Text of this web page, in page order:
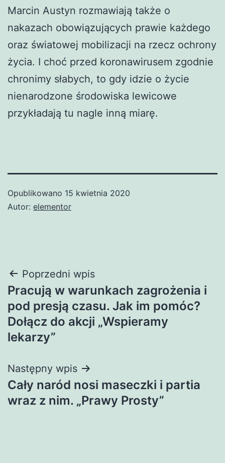
Marcin Austyn rozmawiają także o
nakazach obowiązujących prawie każdego
oraz światowej mobilizacji na rzecz ochrony
życia. I choć przed koronawirusem zgodnie
chronimy słabych, to gdy idzie o życie
nienarodzone środowiska lewicowe
przykładają tu nagle inną miarę.
Opublikowano 15 kwietnia 2020
Autor: elementor
Nawigacja
wpisu
Poprzedni wpis
Pracują w warunkach zagrożenia i
pod presją czasu. Jak im pomóc?
Dołącz do akcji „Wspieramy
lekarzy”
Następny wpis
Cały naród nosi maseczki i partia
wraz z nim. „Prawy Prosty”